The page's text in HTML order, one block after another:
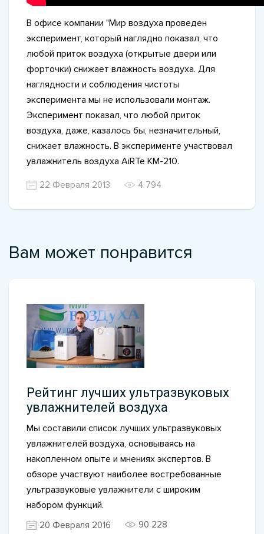
В офисе компании "Мир воздуха проведен
эксперимент, который наглядно показал, что
любой приток воздуха (открытые двери или
форточки) снижает влажность воздуха. Для
наглядности и соблюдения чистоты
эксперимента мы не использовали монтаж.
Эксперимент показал, что любой приток
воздуха, даже, казалось бы, незначительный,
снижает влажность. В эксперименте участвовал
увлажнитель воздуха AiRTe KM-210.
22 Февраля 2013 4 794
Вам может понравится
Рейтинг лучших ультразвуковых
увлажнителей воздуха
Мы составили список лучших ультразвуковых
увлажнителей воздуха, основываясь на
накопленном опыте и мнениях экспертов. В
обзоре участвуют наиболее востребованные
ультразвуковые увлажнители с широким
набором функций.
20 Февраля 2016 90 228